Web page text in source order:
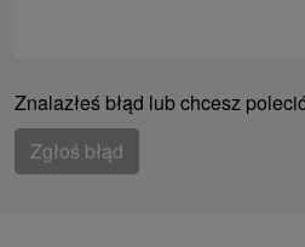
Znalazłeś błąd lub chcesz
Zgłoś błąd